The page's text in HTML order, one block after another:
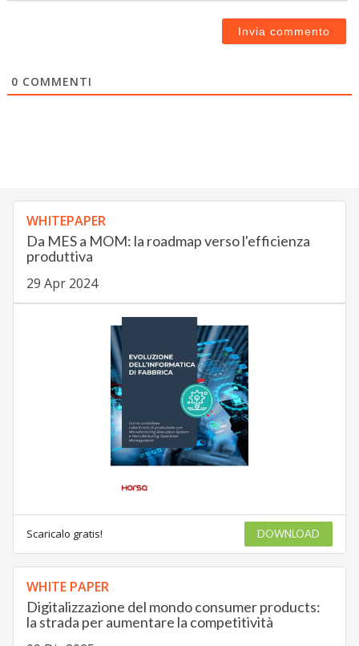
0 COMMENTI
WHITEPAPER
Da MES a MOM: la roadmap verso l'efficienza
produttiva
29 Apr 2024
Scaricalo gratis! DOWNLOAD
WHITE PAPER
Digitalizzazione del mondo consumer products:
la strada per aumentare la competitività